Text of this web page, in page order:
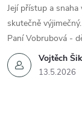
Vojtěch Šik
13.5.2026
Její přístup a
skutečně
Paní Vobrubová -